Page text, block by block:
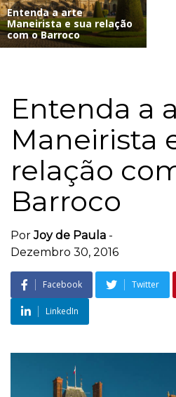
Entenda a arte
Maneirista e sua relação
com o Barroco
Entenda a
Maneirista
relação
Barroco
PorJoy de Paula -
Dezembro 30, 2016
Facebook Twitter
LinkedIn